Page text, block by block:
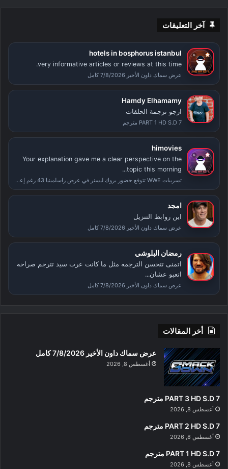
آخر التعليقات
hotels in bosphorus istanbul
very informative articles or reviews at this time.
عرض سماك داون الأخير 7/8/2026 كامل
Hamdy Elhamamy
ارجو ترجمة الحلقات
PART 1 HD S.D 7 مترجم
himovies
Your explanation gave me a clear perspective on the
topic this morning...
تسريبات WWE تتوقع حضور بروك ليسنر في عرض راسلمينيا 43 رغم إعلان اعتزاله
امجد
اين روابط التنزيل
عرض سماك داون الأخير 7/8/2026 كامل
رمضان البلوشي
اتمنى تتحسن الترجمه مثل ما كانت عرب سيد تترجم صراحه
اتعبو عشان...
عرض سماك داون الأخير 7/8/2026 كامل
أخر المقالات
عرض سماك داون الأخير 7/8/2026 كامل
أغسطس 8, 2026
PART 3 HD S.D 7 مترجم
أغسطس 8, 2026
PART 2 HD S.D 7 مترجم
أغسطس 8, 2026
PART 1 HD S.D 7 مترجم
أغسطس 8, 2026